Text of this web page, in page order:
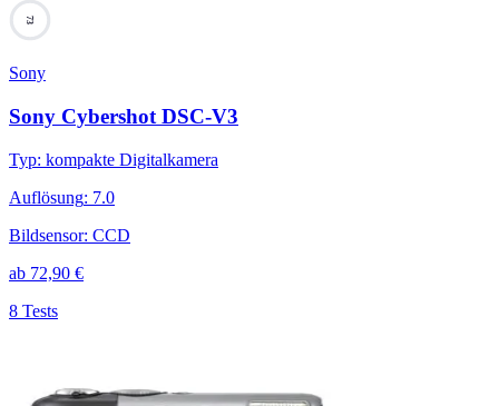
73
Sony
Sony Cybershot DSC-V3
Typ: kompakte Digitalkamera
Auflösung: 7.0
Bildsensor: CCD
ab 72,90 €
8 Tests